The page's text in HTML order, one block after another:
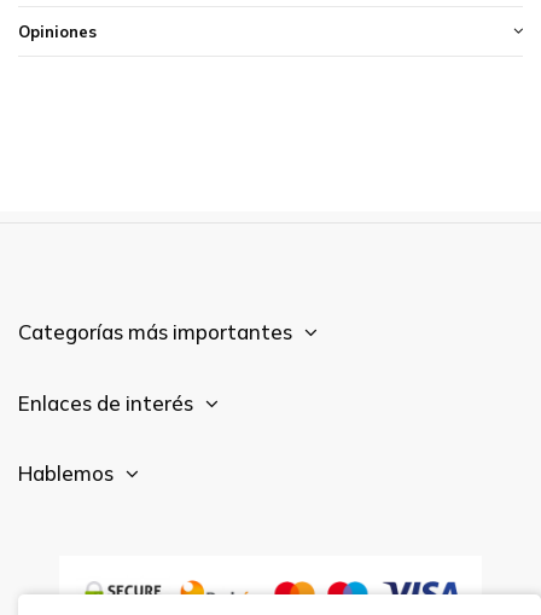
Opiniones
Categorías más importantes
Enlaces de interés
Hablemos